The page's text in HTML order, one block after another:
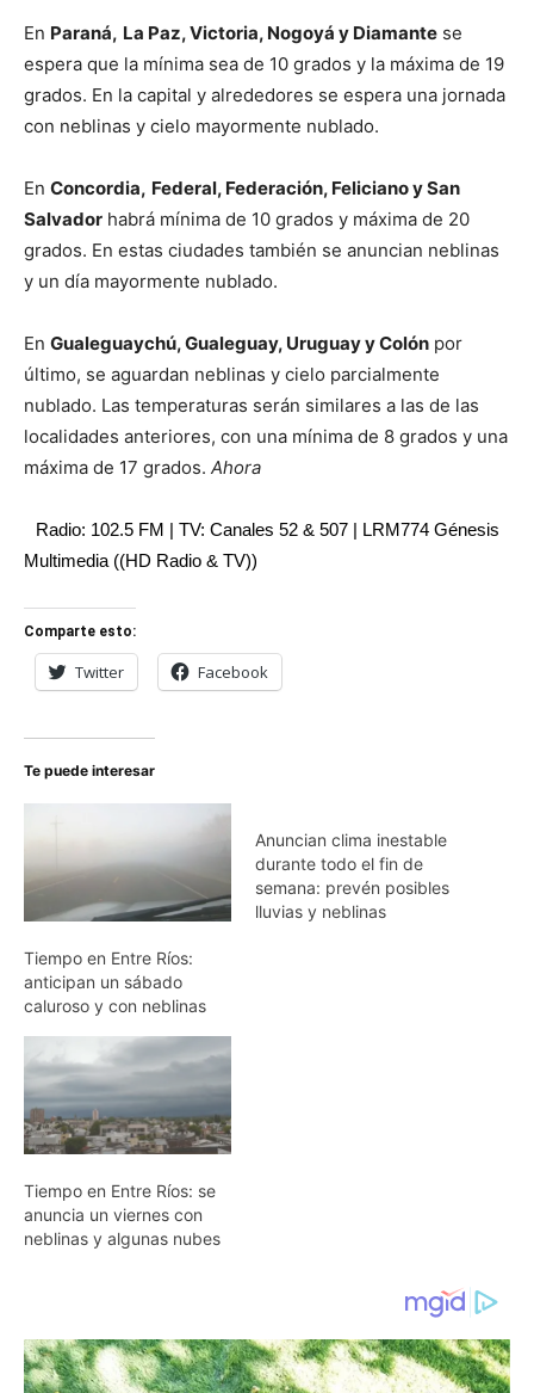
En Paraná, La Paz, Victoria, Nogoyá y Diamante se
espera que la mínima sea de 10 grados y la máxima de 19
grados. En la capital y alrededores se espera una jornada
con neblinas y cielo mayormente nublado.
En Concordia, Federal, Federación, Feliciano y San
Salvador habrá mínima de 10 grados y máxima de 20
grados. En estas ciudades también se anuncian neblinas
y un día mayormente nublado.
En Gualeguaychú, Gualeguay, Uruguay y Colón por
último, se aguardan neblinas y cielo parcialmente
nublado. Las temperaturas serán similares a las de las
localidades anteriores, con una mínima de 8 grados y una
máxima de 17 grados. Ahora
Radio: 102.5 FM | TV: Canales 52 & 507 | LRM774 Génesis
Multimedia ((HD Radio & TV))
Comparte esto:
Twitter Facebook
Te puede interesar
Tiempo en Entre Ríos:
anticipan un sábado
caluroso y con neblinas
Anuncian clima inestable
durante todo el fin de
semana: prevén posibles
lluvias y neblinas
Tiempo en Entre Ríos: se
anuncia un viernes con
neblinas y algunas nubes